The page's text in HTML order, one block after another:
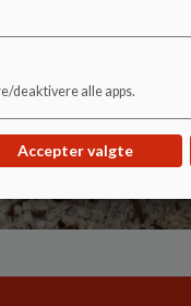
deaktivere alle apps.
Accepter valgte